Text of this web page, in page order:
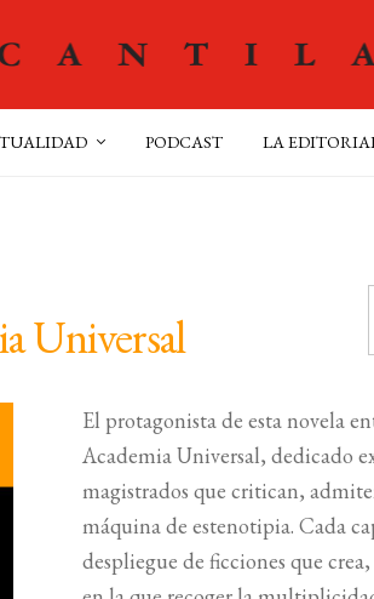
PODCAST LA
Universal
El protagonista de esta novela
Academia Universal, dedicado
magistrados que critican,
máquina de estenotipia. Cada
despliegue de ficciones que